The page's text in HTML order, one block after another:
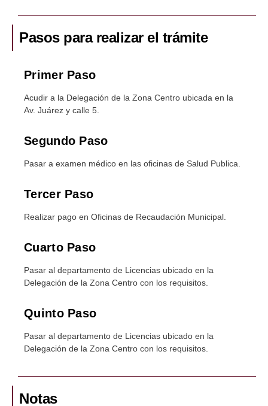
Pasos para realizar el trámite
Primer Paso
Acudir a la Delegación de la Zona Centro ubicada en la
Av. Juárez y calle 5.
Segundo Paso
Pasar a examen médico en las oficinas de Salud Publica.
Tercer Paso
Realizar pago en Oficinas de Recaudación Municipal.
Cuarto Paso
Pasar al departamento de Licencias ubicado en la
Delegación de la Zona Centro con los requisitos.
Quinto Paso
Pasar al departamento de Licencias ubicado en la
Delegación de la Zona Centro con los requisitos.
Notas